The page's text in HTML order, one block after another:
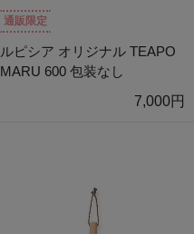
通販限定
ルピシア オリジナル TEAPO
MARU 600 包装なし
7,000円